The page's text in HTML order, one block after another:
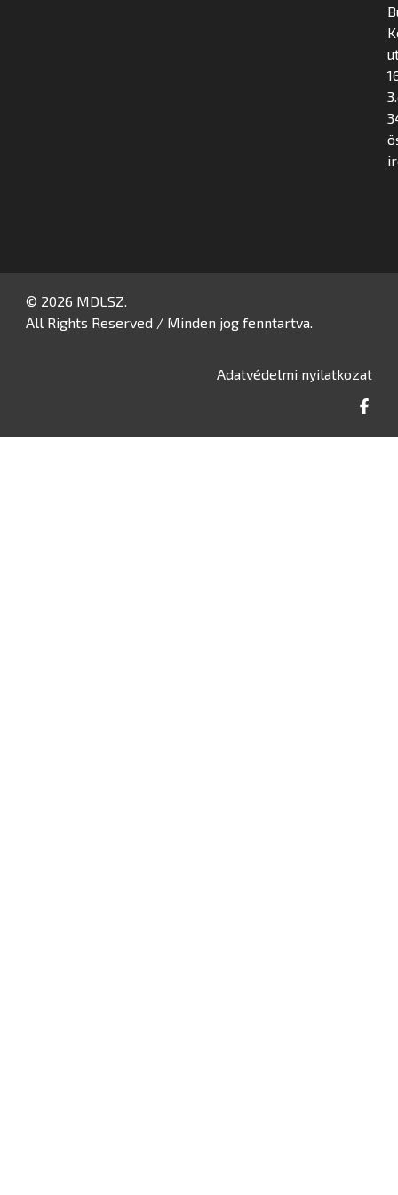
© 2026 MDLSZ.
All Rights Reserved / Minden jog fenntartva.
Adatvédelmi nyilatkozat